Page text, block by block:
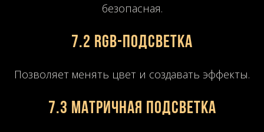
безопасная.
7.2 RGB-подсветка
Позволяет менять цвет и создавать эффекты.
7.3 Матричная подсветка